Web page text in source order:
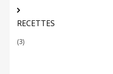
RECETTES
(3)